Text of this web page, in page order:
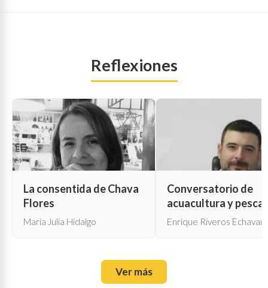
Reflexiones
La consentida de Chava
Flores
María Julia Hidalgo
Conversatorio de
acuacultura y pesca
Enrique Riveros
Ver más